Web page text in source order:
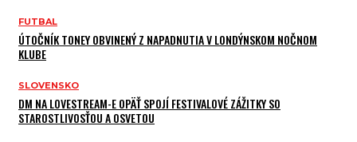
FUTBAL
ÚTOČNÍK TONEY OBVINENÝ Z NAPADNUTIA V LONDÝNSKOM NOČNOM
KLUBE
SLOVENSKO
DM NA LOVESTREAM-E OPÄŤ SPOJÍ FESTIVALOVÉ ZÁŽITKY SO
STAROSTLIVOSŤOU A OSVETOU